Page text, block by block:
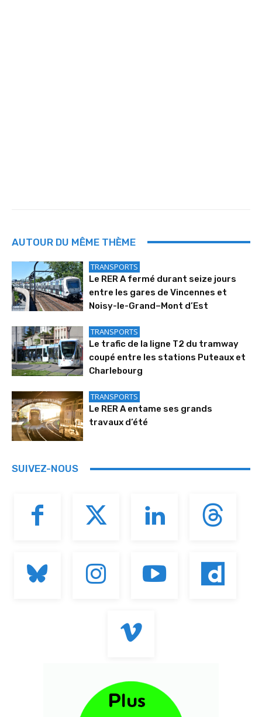
AUTOUR DU MÊME THÈME
TRANSPORTS
Le RER A fermé durant seize jours
entre les gares de Vincennes et
Noisy-le-Grand–Mont d’Est
TRANSPORTS
Le trafic de la ligne T2 du tramway
coupé entre les stations Puteaux et
Charlebourg
TRANSPORTS
Le RER A entame ses grands
travaux d’été
SUIVEZ-NOUS